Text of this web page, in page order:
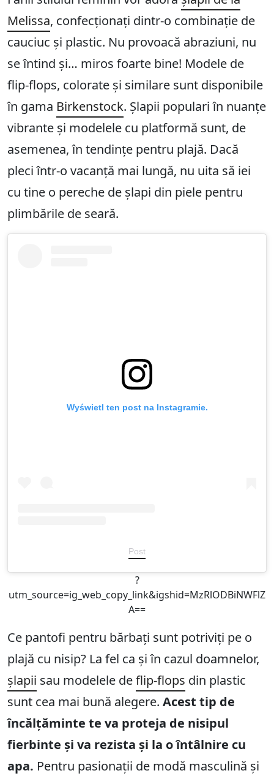
Melissa, confecționați dintr-o combinație de
cauciuc și plastic. Nu provoacă abraziuni, nu
se întind și… miros foarte bine! Modele de
flip-flops, colorate și similare sunt disponibile
în gama Birkenstock. Șlapii populari în nuanțe
vibrante și modelele cu platformă sunt, de
asemenea, în tendințe pentru plajă. Dacă
pleci într-o vacanță mai lungă, nu uita să iei
cu tine o pereche de șlapi din piele pentru
plimbările de seară.
Wyświetl ten post na Instagramie.
Post
?
utm_source=ig_web_copy_link&igshid=MzRlODBiNWFlZ
A==
Ce pantofi pentru bărbați sunt potriviți pe o
plajă cu nisip? La fel ca și în cazul doamnelor,
șlapii sau modelele deflip-flops din plastic
sunt cea mai bună alegere. Acest tip de
încălțăminte te va proteja de nisipul
fierbinte și va rezista și la o întâlnire cu
apa. Pentru pasionații de modă masculină și